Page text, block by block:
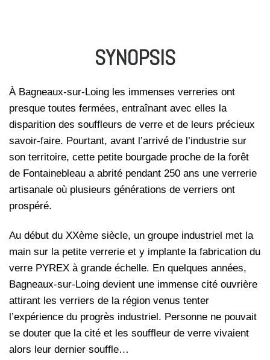
SYNOPSIS
À Bagneaux-sur-Loing les immenses verreries ont
presque toutes fermées, entraînant avec elles la
disparition des souffleurs de verre et de leurs précieux
savoir-faire. Pourtant, avant l’arrivé de l’industrie sur
son territoire, cette petite bourgade proche de la forêt
de Fontainebleau a abrité pendant 250 ans une verrerie
artisanale où plusieurs générations de verriers ont
prospéré.
Au début du XXème siècle, un groupe industriel met la
main sur la petite verrerie et y implante la fabrication du
verre PYREX à grande échelle. En quelques années,
Bagneaux-sur-Loing devient une immense cité ouvrière
attirant les verriers de la région venus tenter
l’expérience du progrès industriel. Personne ne pouvait
se douter que la cité et les souffleur de verre vivaient
alors leur dernier souffle…